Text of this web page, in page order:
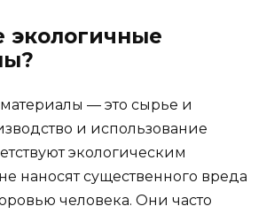
экологичные
— это сырье и
и использование
экологическим
наносят существенного вреда
человека. Они часто